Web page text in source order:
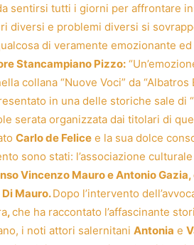
sentirsi tutti i giorni per affrontare
diversi e problemi diversi si
di veramente emozionante
Stancampiano Pizzo:
collana “Nuove Voci” da
in una delle storiche sale di
serata organizzata dai titolari di
Carlo de Felice e la sua dolce
sono stati: l’associazione
Vincenzo Mauro e Antonio Gazia,
Mauro.Dopo l’intervento
,che ha raccontato l’affascinante
i noti attori salernitani Antonia e